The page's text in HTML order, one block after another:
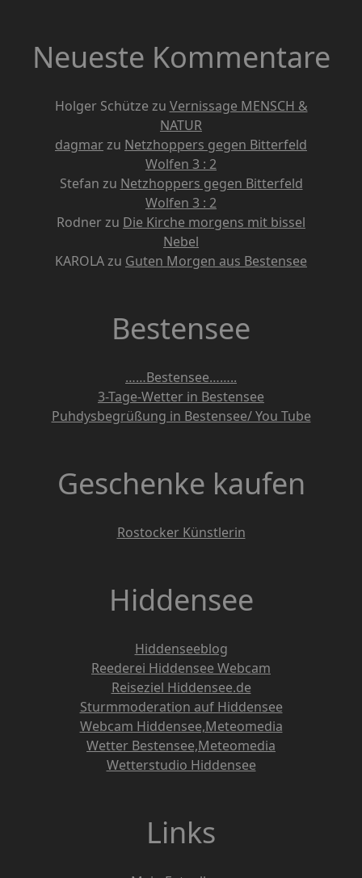
Neueste Kommentare
Holger Schütze zu Vernissage MENSCH &
NATUR
dagmarzu Netzhoppers gegen Bitterfeld
Wolfen 3 : 2
Stefan zu Netzhoppers gegen Bitterfeld
Wolfen 3 : 2
Rodnerzu Die Kirche morgens mit bissel
Nebel
KAROLAzu Guten Morgen aus Bestensee
Bestensee
……Bestensee……..
3-Tage-Wetter in Bestensee
Puhdysbegrüßung in Bestensee/ You Tube
Geschenke kaufen
Rostocker Künstlerin
Hiddensee
Hiddenseeblog
Reederei Hiddensee Webcam
Reiseziel Hiddensee.de
Sturmmoderation auf Hiddensee
Webcam Hiddensee,Meteomedia
Wetter Bestensee,Meteomedia
Wetterstudio Hiddensee
Links